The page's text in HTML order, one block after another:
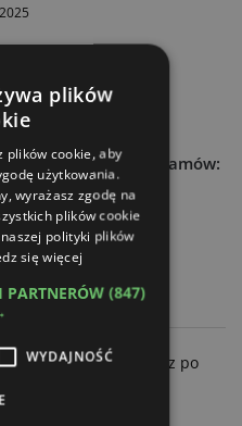
Czytaj atr express - zamów:
Prenumeratę
klientów Agrimasz po
ładowarka
plików
plików cookie, aby
użytkowania.
wyrażasz zgodę na
plików cookie
polityki plików
się więcej
PARTNERÓW(847)
WYDAJNOŚĆ